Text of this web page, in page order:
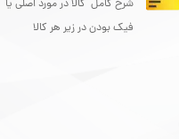
شرح کامل کالا در مورد اصلی یا
فیک بودن در زیر هر کالا